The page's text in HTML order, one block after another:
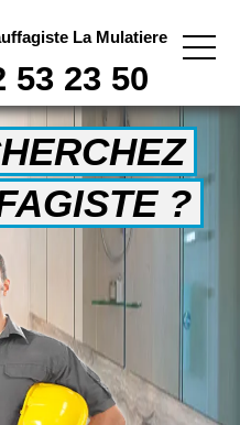
La Mulatiere
53 23 50
?